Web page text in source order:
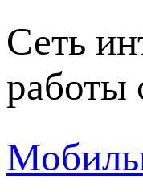
Сеть
работы